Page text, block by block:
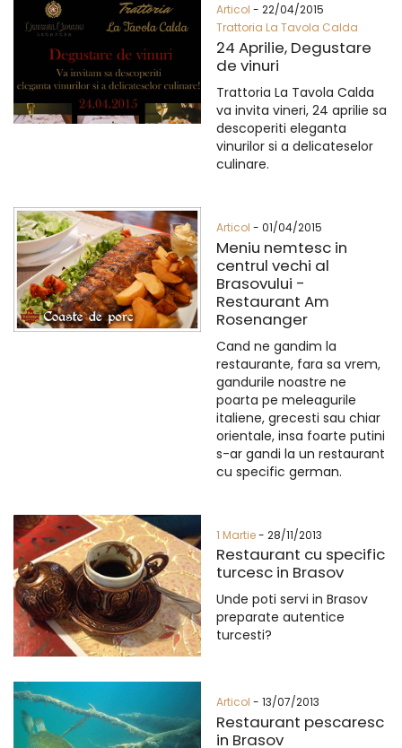
Articol - 22/04/2015
Trattoria La Tavola Calda
24 Aprilie, Degustare
de vinuri
Trattoria La Tavola Calda
va invita vineri, 24 aprilie sa
descoperiti eleganta
vinurilor si a delicateselor
culinare.
Articol - 01/04/2015
Meniu nemtesc in
centrul vechi al
Brasovului -
Restaurant Am
Rosenanger
Cand ne gandim la
restaurante, fara sa vrem,
gandurile noastre ne
poarta pe meleagurile
italiene, grecesti sau chiar
orientale, insa foarte putini
s-ar gandi la un restaurant
cu specific german.
1 Martie- 28/11/2013
Restaurant cu specific
turcesc in Brasov
Unde poti servi in Brasov
preparate autentice
turcesti?
Articol - 13/07/2013
Restaurant pescaresc
in Brasov